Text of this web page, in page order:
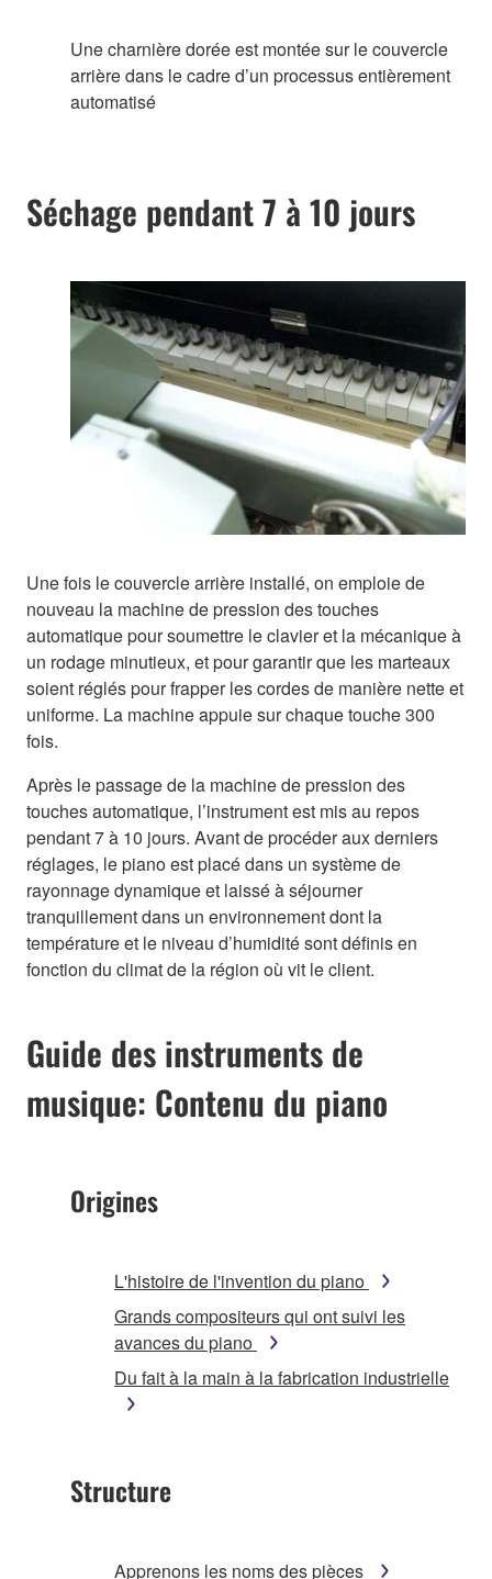
Une charnière dorée est montée sur le couvercle
arrière dans le cadre d’un processus entièrement
automatisé
Séchage pendant 7 à 10 jours
Une fois le couvercle arrière installé, on emploie de
nouveau la machine de pression des touches
automatique pour soumettre le clavier et la mécanique à
un rodage minutieux, et pour garantir que les marteaux
soient réglés pour frapper les cordes de manière nette et
uniforme. La machine appuie sur chaque touche 300
fois.
Après le passage de la machine de pression des
touches automatique, l’instrument est mis au repos
pendant 7 à 10 jours. Avant de procéder aux derniers
réglages, le piano est placé dans un système de
rayonnage dynamique et laissé à séjourner
tranquillement dans un environnement dont la
température et le niveau d’humidité sont définis en
fonction du climat de la région où vit le client.
Guide des instruments de
musique: Contenu du piano
Origines
L'histoire de l'invention du piano
Grands compositeurs qui ont suivi les
avances du piano
Du fait à la main à la fabrication industrielle
Structure
Apprenons les noms des pièces